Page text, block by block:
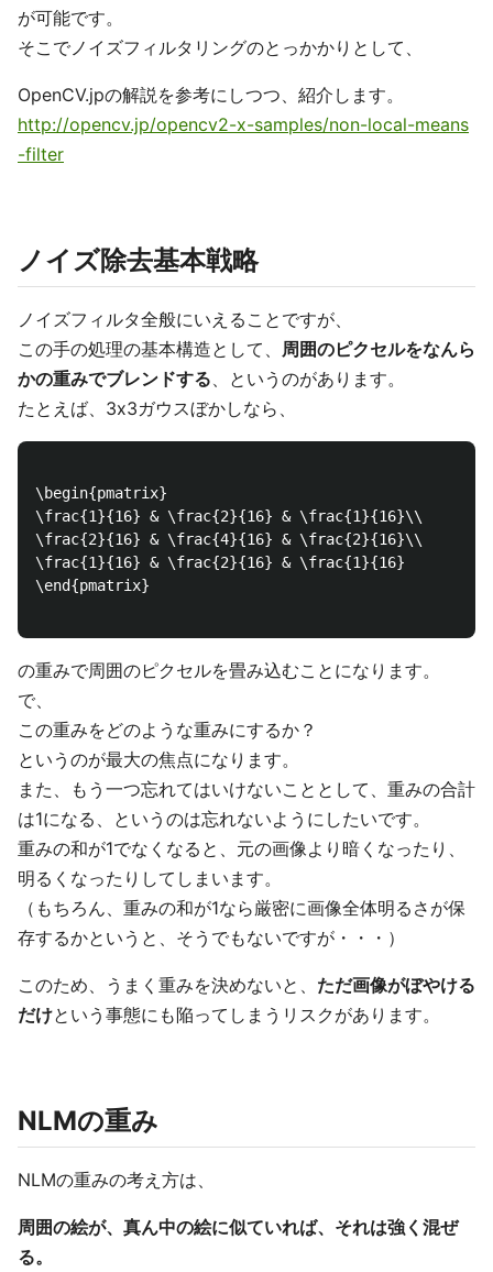
が可能です。
そこでノイズフィルタリングのとっかかりとして、
OpenCV.jpの解説を参考にしつつ、紹介します。
http://opencv.jp/opencv2-x-samples/non-local-means
-filter
ノイズ除去基本戦略
ノイズフィルタ全般にいえることですが、
この手の処理の基本構造として、 周囲のピクセルをなんら
かの重みでブレンドする、というのがあります。
たとえば、3x3ガウスぼかしなら、
\begin{pmatrix}
\frac{1}{16} & \frac{2}{16} & \frac{1}{16}\\
\frac{2}{16} & \frac{4}{16} & \frac{2}{16}\\
\frac{1}{16} & \frac{2}{16} & \frac{1}{16}
\end{pmatrix}
の重みで周囲のピクセルを畳み込むことになります。
で、
この重みをどのような重みにするか？
というのが最大の焦点になります。
また、もう一つ忘れてはいけないこととして、重みの合計
は1になる、というのは忘れないようにしたいです。
重みの和が1でなくなると、元の画像より暗くなったり、
明るくなったりしてしまいます。
（もちろん、重みの和が1なら厳密に画像全体明るさが保
存するかというと、そうでもないですが・・・）
このため、うまく重みを決めないと、 ただ画像がぼやける
だけという事態にも陥ってしまうリスクがあります。
NLMの重み
NLMの重みの考え方は、
周囲の絵が、真ん中の絵に似ていれば、それは強く混ぜ
る。